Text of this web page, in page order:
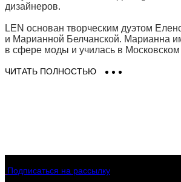
дизайнеров.
LEN основан творческим дуэтом
и Марианной Белчанской. Марианна
в сфере моды и училась в Московском
и работала, прежде чем переехать в
рецептами ароматов от парфюмера
ЧИТАТЬ ПОЛНОСТЬЮ
Подписаться на рассылку